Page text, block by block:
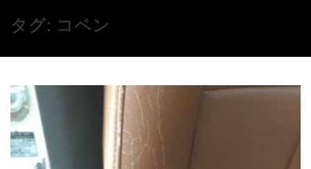
会社概要 次世代のヘッドライトコーティング&リペア
レザーリペアのカーリペア.JP
タグ: コペン